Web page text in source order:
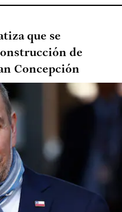
que se
de
Concepción